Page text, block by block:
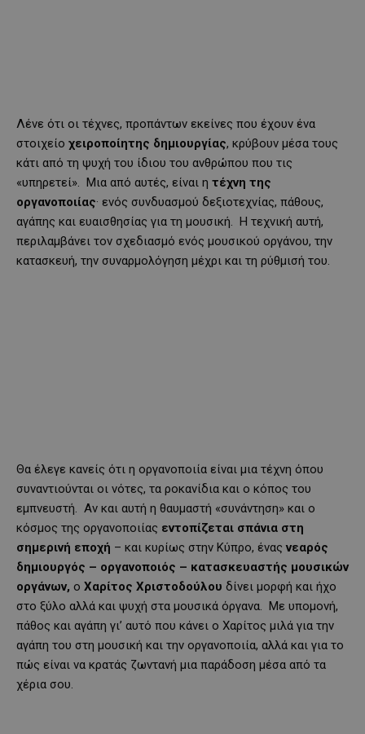
Λένε ότι οι τέχνες, προπάντων εκείνες που έχουν ένα
στοιχείο χειροποίητης δημιουργίας, κρύβουν μέσα τους
κάτι από τη ψυχή του ίδιου του ανθρώπου που τις
«υπηρετεί». Μια από αυτές, είναι η τέχνη της
οργανοποιίας· ενός συνδυασμού δεξιοτεχνίας, πάθους,
αγάπης και ευαισθησίας για τη μουσική. Η τεχνική αυτή,
περιλαμβάνει τον σχεδιασμό ενός μουσικού οργάνου, την
κατασκευή, την συναρμολόγηση μέχρι και τη ρύθμισή του.
Θα έλεγε κανείς ότι η οργανοποιία είναι μια τέχνη όπου
συναντιούνται οι νότες, τα ροκανίδια και ο κόπος του
εμπνευστή. Αν και αυτή η θαυμαστή «συνάντηση» και ο
κόσμος της οργανοποιίας εντοπίζεται σπάνια στη
σημερινή εποχή – και κυρίως στην Κύπρο, ένας νεαρός
δημιουργός – οργανοποιός – κατασκευαστής μουσικών
οργάνων, ο Χαρίτος Χριστοδούλου δίνει μορφή και ήχο
στο ξύλο αλλά και ψυχή στα μουσικά όργανα. Με υπομονή,
πάθος και αγάπη γι’ αυτό που κάνει ο Χαρίτος μιλά για την
αγάπη του στη μουσική και την οργανοποιία, αλλά και για το
πώς είναι να κρατάς ζωντανή μια παράδοση μέσα από τα
χέρια σου.